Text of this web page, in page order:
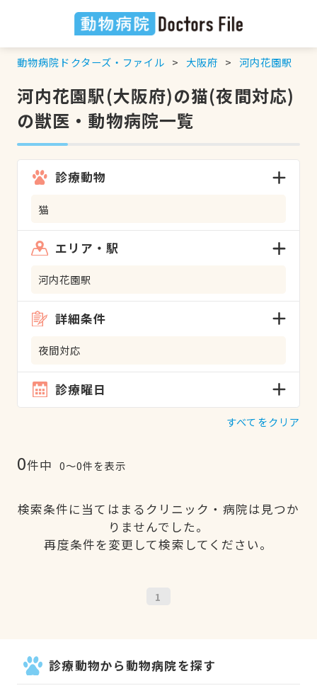
動物病院ドクターズ・ファイル 大阪府 河内花園駅
河内花園駅(大阪府)の猫(夜間対応)
の獣医・動物病院一覧
診療動物
猫
エリア・駅
河内花園駅
詳細条件
夜間対応
診療曜日
すべてをクリア
0件中 0〜0件を表示
検索条件に当てはまるクリニック・病院は見つか
りませんでした。
再度条件を変更して検索してください。
1
診療動物から動物病院を探す